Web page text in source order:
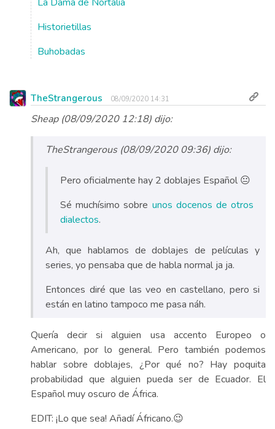
Historietillas
Buhobadas
TheStrangerous 08/09/2020 14:31
Sheap (08/09/2020 12:18) dijo:
TheStrangerous (08/09/2020 09:36) dijo:
Pero oficialmente hay 2 doblajes Español 😐
Sé muchísimo sobre unos docenos de otros
dialectos.
Ah, que hablamos de doblajes de películas y
series, yo pensaba que de habla normal ja ja.
Entonces diré que las veo en castellano, pero si
están en latino tampoco me pasa náh.
Quería decir si alguien usa accento Europeo o
Americano, por lo general. Pero también podemos
hablar sobre doblajes, ¿Por qué no? Hay poquita
probabilidad que alguien pueda ser de Ecuador. El
Español muy oscuro de África.
EDIT: ¡Lo que sea! Añadí Áfricano.😉